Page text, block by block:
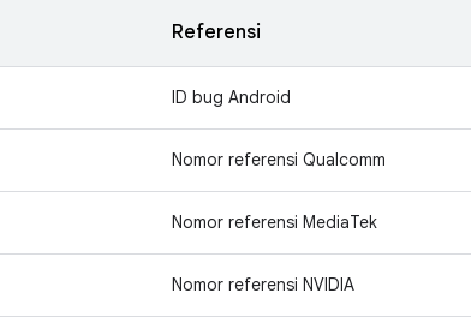
Referensi
ID bug Android
Nomor referensi Qualcomm
Nomor referensi MediaTek
Nomor referensi NVIDIA